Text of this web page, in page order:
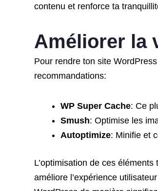
contenu et renforce ta
Améliorer la
Pour rendre ton site
recommandations:
WP Super Cache: Ce
Smush: Optimise les
Autoptimize: Minifie et
L’optimisation de ces éléments
améliore l’expérience